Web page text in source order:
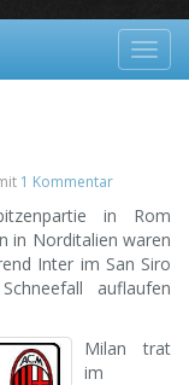
1 Kommentar
in Rom
in Norditalien waren
Inter im San Siro
auflaufen
Milan trat
im